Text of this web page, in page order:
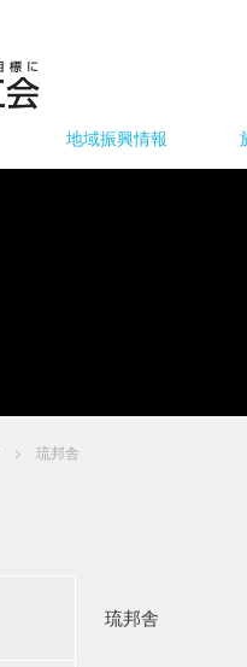
地域振興情報
琉邦舎
琉邦舎